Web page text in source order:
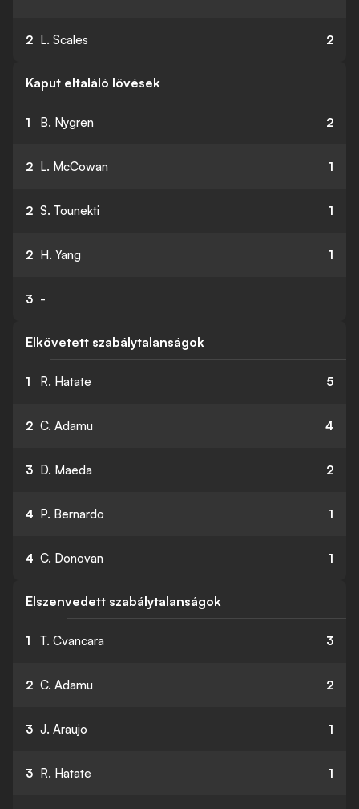
2 L. Scales 2
Kaput eltaláló lövések
1 B. Nygren 2
2 L. McCowan 1
2 S. Tounekti 1
2 H. Yang 1
3 -
Elkövetett szabálytalanságok
1 R. Hatate 5
2 C. Adamu 4
3 D. Maeda 2
4 P. Bernardo 1
4 C. Donovan 1
Elszenvedett szabálytalanságok
1 T. Cvancara 3
2 C. Adamu 2
3 J. Araujo 1
3 R. Hatate 1